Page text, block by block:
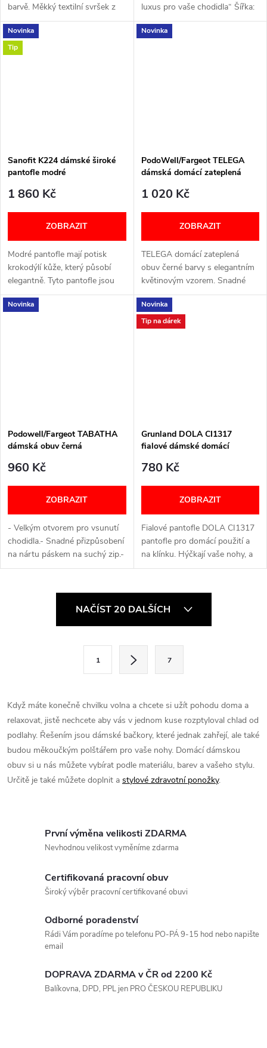
barvě. Měkký textilní svršek z
umělé kožešiny Podšívka z
látky Pevná textilní stélka ...
luxus pro vaše chodidla“ Šířka:
G+ (Obuv pro normální nohy)
VELIKOSTNÍ TABULKA
Novinka
Tip
Sanofit K224 dámské široké
pantofle modré
1 860 Kč
ZOBRAZIT
Modré pantofle mají potisk
krokodýlí kůže, který působí
elegantně. Tyto pantofle jsou
opravdu pohodlné a mají
vyjímatelnou a anatomickou
Novinka
PodoWell/Fargeot TELEGA
dámská domácí zateplená
1 020 Kč
ZOBRAZIT
TELEGA domácí zateplená
obuv černé barvy s elegantním
květinovým vzorem. Snadné
nazutí. Pásek na suchý zip.
Šířka: G+ VELIKOSTNÍ
TABULKA
Novinka
Podowell/Fargeot TABATHA
dámská obuv černá
960 Kč
ZOBRAZIT
- Velkým otvorem pro vsunutí
chodidla.- Snadné přizpůsobení
na nártu páskem na suchý zip.-
Vyjímatelná vložka.- Aktivní
relaxační vzhled.- Snadno se...
Novinka
Tip na dárek
Grunland DOLA CI1317
fialové dámské domácí
780 Kč
ZOBRAZIT
Fialové pantofle DOLA CI1317
pantofle pro domácí použití a
na klínku. Hýčkají vaše nohy, a
zároveň poskytují správnou
stres způsobený celodenním...
d
a
c
í
NAČÍST 20 DALŠÍCH
á
n
k
o
v
á
1 7
Když máte konečně chvilku volna a chcete si užít pohodu doma a
relaxovat, jistě nechcete aby vás v jednom kuse rozptyloval chlad od
podlahy. Řešením jsou dámské bačkory, které jednak zahřejí, ale také
budou měkoučkým polštářem pro vaše nohy. Domácí dámskou
obuv si u nás můžete vybírat podle materiálu, barev a vašeho stylu.
Určitě je také můžete doplnit a stylové zdravotní ponožky.
První výměna velikosti ZDARMA
Nevhodnou velikost vyměníme zdarma
Certifikovaná pracovní obuv
Široký výběr pracovní certifikované obuvi
Odborné poradenství
Rádi Vám poradíme po telefonu PO-PÁ 9-15 hod nebo napište
email
DOPRAVA ZDARMA v ČR od 2200 Kč
Balíkovna, DPD, PPL jen PRO ČESKOU REPUBLIKU